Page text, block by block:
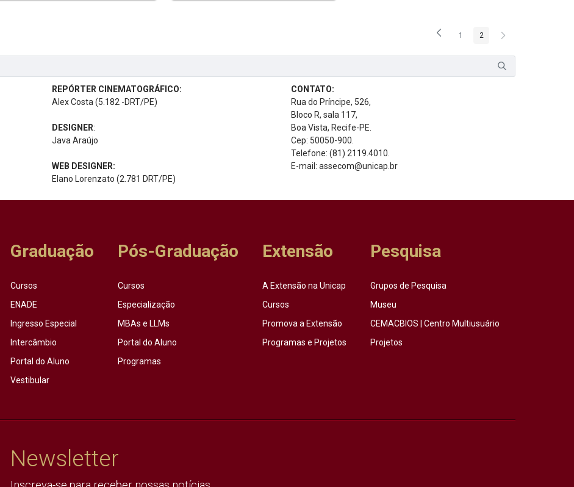
Página
1 Página
2
REPÓRTER CINEMATOGRÁFICO:
Alex Costa (5.182 -DRT/PE)
DESIGNER:
Java Araújo
WEB DESIGNER:
Elano Lorenzato (2.781 DRT/PE)
CONTATO:
Rua do Príncipe, 526,
Bloco R, sala 117,
Boa Vista, Recife-PE.
Cep: 50050-900.
Telefone: (81) 2119.4010.
E-mail: assecom@unicap.br
Graduação
Cursos
ENADE
Ingresso Especial
Intercâmbio
Portal do Aluno
Vestibular
Pós-Graduação
Cursos
Especialização
MBAs e LLMs
Portal do Aluno
Programas
Extensão
A Extensão na Unicap
Cursos
Promova a Extensão
Programas e Projetos
Pesquisa
Grupos de Pesquisa
Museu
CEMACBIOS | Centro Multiusuário
Projetos
Newsletter